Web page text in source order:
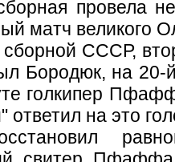
провела
матч великого
сборной СССР,
Бородюк, на
голкипер
ответил на это